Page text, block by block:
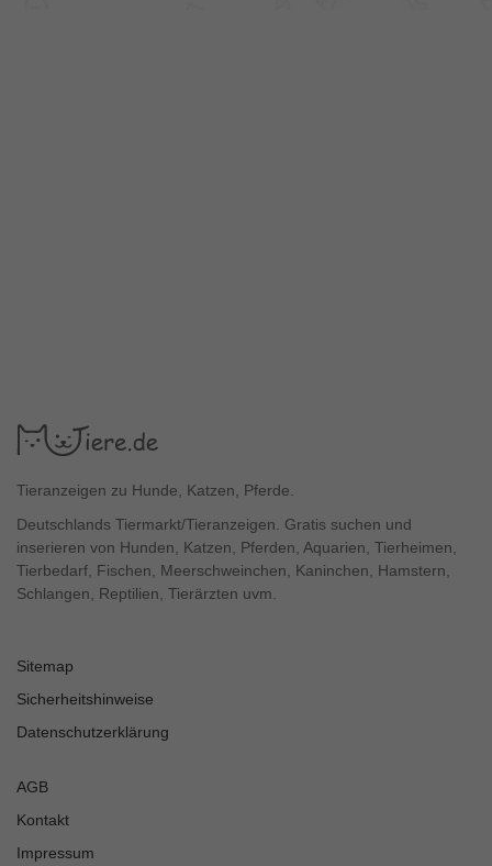
Tieranzeigen zu Hunde, Katzen, Pferde.
Deutschlands Tiermarkt/Tieranzeigen. Gratis suchen und
inserieren von Hunden, Katzen, Pferden, Aquarien, Tierheimen,
Tierbedarf, Fischen, Meerschweinchen, Kaninchen, Hamstern,
Schlangen, Reptilien, Tierärzten uvm.
Sitemap
Sicherheitshinweise
Datenschutzerklärung
AGB
Kontakt
Impressum